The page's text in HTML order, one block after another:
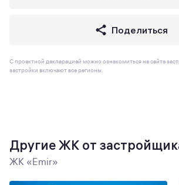
Поделиться
С проектной декларацией можно ознакомиться на сайте
застройки включают все регионы.
Другие ЖК от
ЖК «Emir»